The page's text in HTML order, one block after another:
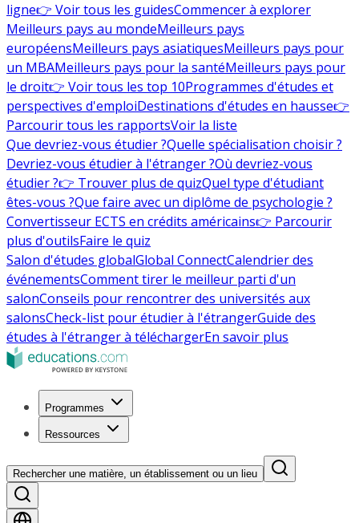
ligne👉 Voir tous les guidesCommencer à explorer
Meilleurs pays au mondeMeilleurs pays
européensMeilleurs pays asiatiquesMeilleurs pays pour
un MBAMeilleurs pays pour la santéMeilleurs pays pour
le droit👉 Voir tous les top 10Programmes d'études et
perspectives d'emploiDestinations d'études en hausse👉
Parcourir tous les rapportsVoir la liste
Que devriez-vous étudier ?Quelle spécialisation choisir ?
Devriez-vous étudier à l'étranger ?Où devriez-vous
étudier ?👉 Trouver plus de quizQuel type d'étudiant
êtes-vous ?Que faire avec un diplôme de psychologie ?
Convertisseur ECTS en crédits américains👉 Parcourir
plus d'outilsFaire le quiz
Salon d'études globalGlobal ConnectCalendrier des
événementsComment tirer le meilleur parti d'un
salonConseils pour rencontrer des universités aux
salonsCheck-list pour étudier à l'étrangerGuide des
études à l'étranger à téléchargerEn savoir plus
Programmes
Ressources
Rechercher une matière, un établissement ou un lieu